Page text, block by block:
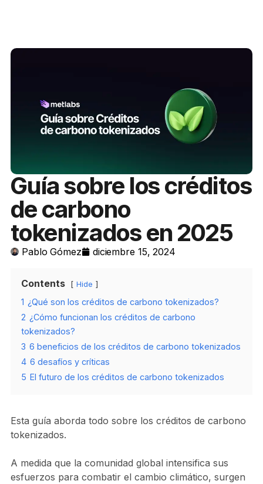
Guía sobre los créditos
de carbono
tokenizados en 2025
Pablo Gómez diciembre 15, 2024
Contents Hide
1 ¿Qué son los créditos de carbono tokenizados?
2 ¿Cómo funcionan los créditos de carbono
tokenizados?
3 6 beneficios de los créditos de carbono tokenizados
4 6 desafíos y críticas
5 El futuro de los créditos de carbono tokenizados
Esta guía aborda todo sobre los créditos de carbono
tokenizados.
A medida que la comunidad global intensifica sus
esfuerzos para combatir el cambio climático, surgen